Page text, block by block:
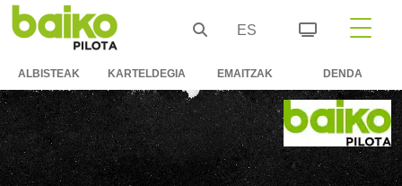
ES
ALBISTEAK KARTELDEGIA EMAITZAK DENDA